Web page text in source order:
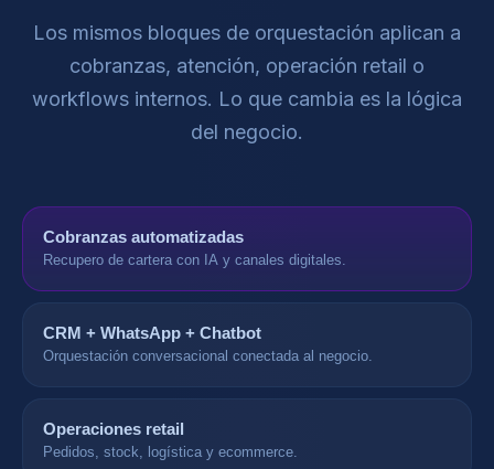
Los mismos bloques de orquestación aplican a
cobranzas, atención, operación retail o
workflows internos. Lo que cambia es la lógica
del negocio.
Cobranzas automatizadas
Recupero de cartera con IA y canales digitales.
CRM + WhatsApp + Chatbot
Orquestación conversacional conectada al negocio.
Operaciones retail
Pedidos, stock, logística y ecommerce.